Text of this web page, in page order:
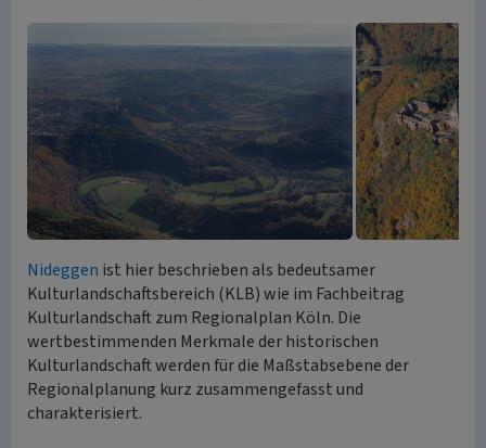
Nideggen ist hier beschrieben als bedeutsamer
Kulturlandschaftsbereich (KLB) wie im Fachbeitrag
Kulturlandschaft zum Regionalplan Köln. Die
wertbestimmenden Merkmale der historischen
Kulturlandschaft werden für die Maßstabsebene der
Regionalplanung kurz zusammengefasst und
charakterisiert.